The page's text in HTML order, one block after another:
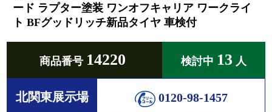
ード ラプター塗装 ワンオフキャリア ワークライ
ト BFグッドリッチ新品タイヤ 車検付
商品番号 14220 検討中 13 人
北関東展示場 0120-98-1457